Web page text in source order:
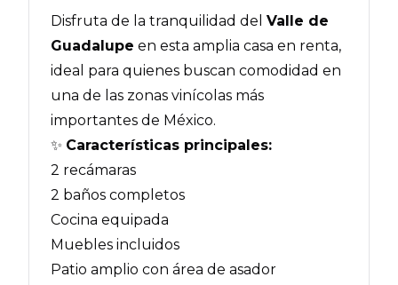
Disfruta de la tranquilidad del Valle de
Guadalupe en esta amplia casa en renta,
ideal para quienes buscan comodidad en
una de las zonas vinícolas más
importantes de México.
✨ Características principales:
2 recámaras
2 baños completos
Cocina equipada
Muebles incluidos
Patio amplio con área de asador